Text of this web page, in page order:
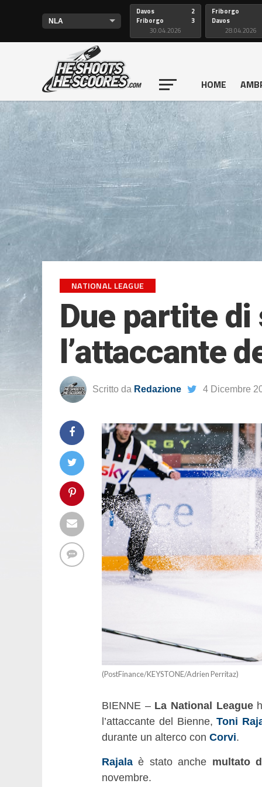
Davos
Friborgo
2
3
30.04.2026
Friborgo
Davos
28.04.2026
HOME
NATIONAL LEAGUE
Due partite
l’attaccante
Scritto da Redazione 4 Dicembre
(PostFinance/KEYSTONE/Adrien Perritaz)
BIENNE – La National League
l’attaccante del Bienne,Toni
durante un alterco con Corvi.
Rajala è stato anche multato
novembre.